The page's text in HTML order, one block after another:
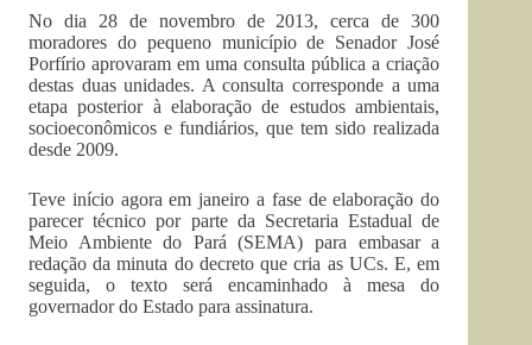
No dia 28 de novembro de 2013, cerca de 300
moradores do pequeno município de Senador José
Porfírio aprovaram em uma consulta pública a criação
destas duas unidades. A consulta corresponde a uma
etapa posterior à elaboração de estudos ambientais,
socioeconômicos e fundiários, que tem sido realizada
desde 2009.
Teve início agora em janeiro a fase de elaboração do
parecer técnico por parte da Secretaria Estadual de
Meio Ambiente do Pará (SEMA) para embasar a
redação da minuta do decreto que cria as UCs. E, em
seguida, o texto será encaminhado à mesa do
governador do Estado para assinatura.